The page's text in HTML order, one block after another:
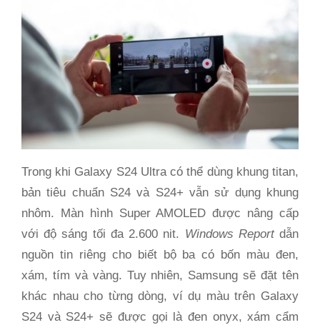
Trong khi Galaxy S24 Ultra có thể dùng khung titan,
bản tiêu chuẩn S24 và S24+ vẫn sử dụng khung
nhôm. Màn hình Super AMOLED được nâng cấp
với độ sáng tối đa 2.600 nit. Windows Reportdẫn
nguồn tin riêng cho biết bộ ba có bốn màu đen,
xám, tím và vàng. Tuy nhiên, Samsung sẽ đặt tên
khác nhau cho từng dòng, ví dụ màu trên Galaxy
S24 và S24+ sẽ được gọi là đen onyx, xám cẩm